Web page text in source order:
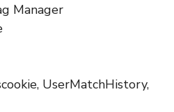
Manager
UserMatchHistory,